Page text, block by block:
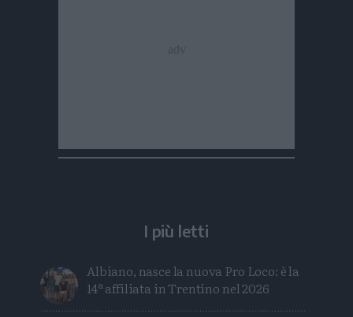
I più letti
Albiano, nasce la nuova Pro Loco: è la
14ª affiliata in Trentino nel 2026